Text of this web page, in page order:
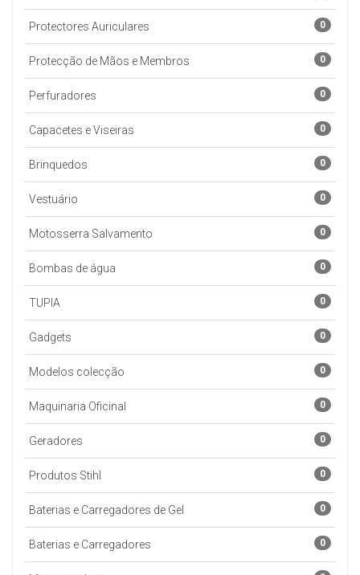
Protectores Auriculares 0
Protecção de Mãos e Membros 0
Perfuradores 0
Capacetes e Viseiras 0
Brinquedos 0
Vestuário 0
Motosserra Salvamento 0
Bombas de água 0
TUPIA 0
Gadgets 0
Modelos colecção 0
Maquinaria Oficinal 0
Geradores 0
Produtos Stihl 0
Baterias e Carregadores de Gel 0
Baterias e Carregadores 0